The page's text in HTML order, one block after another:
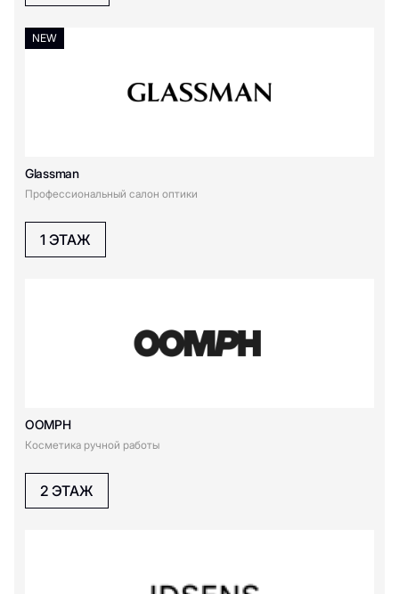
NEW
Glassman
Профессиональный салон оптики
1 ЭТАЖ
OOMPH
Косметика ручной работы
2 ЭТАЖ
Y
Zeiss
А
Л
Л’Окситан